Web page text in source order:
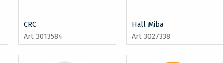
CRC
Art 3013584
Hall Miba
Art 3027338